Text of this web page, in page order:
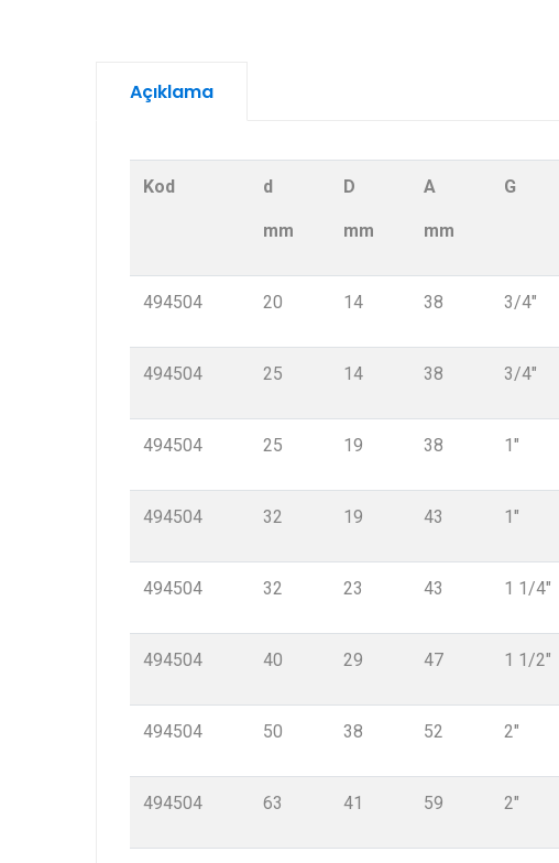
Açıklama
Kod d
mm
D
mm
A
mm
G
494504 20 14 38 3/4"
494504 25 14 38 3/4"
494504 25 19 38 1"
494504 32 19 43 1"
494504 32 23 43 1 1/4"
494504 40 29 47 1 1/2"
494504 50 38 52 2"
494504 63 41 59 2"